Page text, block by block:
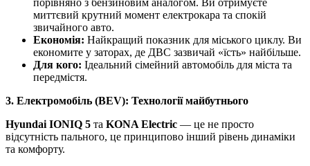
порівняно з бензиновим аналогом. Ви отримуєте
миттєвий крутний момент електрокара та спокій
звичайного авто.
Економія: Найкращий показник для міського циклу. Ви
економите у заторах, де ДВС зазвичай «їсть» найбільше.
Для кого: Ідеальний сімейний автомобіль для міста та
передмістя.
3. Електромобіль (BEV): Технології майбутнього
Hyundai IONIQ 5 та KONA Electric — це не просто
відсутність пального, це принципово інший рівень динаміки
та комфорту.